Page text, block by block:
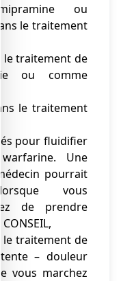
ou
le traitement
le traitement de
ou comme
le traitement
pour fluidifier
Une
pourrait
vous
de prendre
CONSEIL,
le traitement de
– douleur
vous marchez